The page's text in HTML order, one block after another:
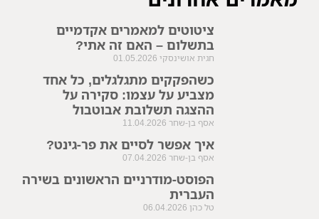
ציטוטים למאמרים אקדמיים
בתשלום – האם זה אתי?
חגית אושינסקי01.05.2026
כשהפקקים מתגלגלים, כל אחד
מצביע על עצמו: סקירה על
ההצגה תשלובת אבוטבול
אסף בן-שחר11.04.2026
איך אפשר לסיים את פר-גינט?
אסף בן-שחר07.04.2026
הפוסט-מודרניים הראשונים בשירה
העברית
טל כהן06.04.2026